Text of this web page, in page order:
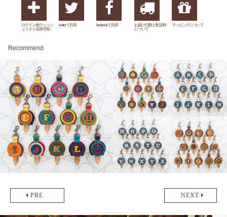
ログイン後ウィッシ
ュリスト追加可能
twitterで共有 facebookで共有
お届け日数と配送料
について
ラッピングについて
Recommend